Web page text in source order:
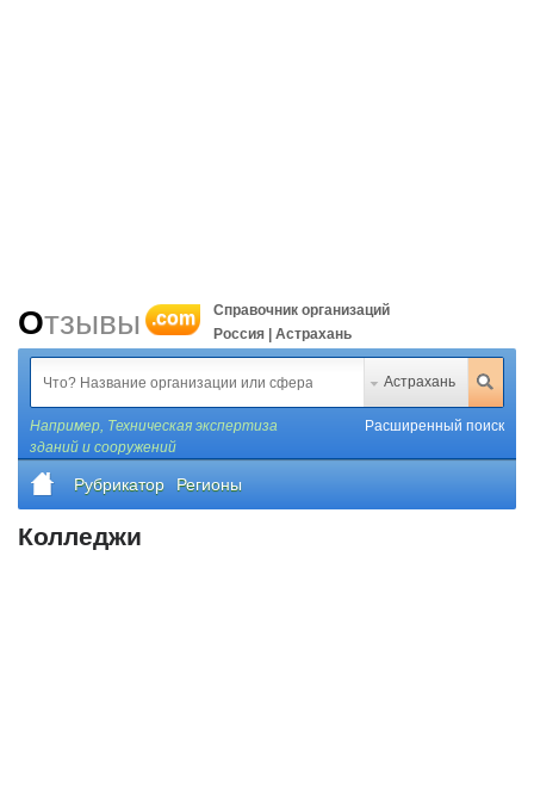
Отзывы .com
Справочник организаций
Россия | Астрахань
Астрахань
Например, Техническая экспертиза
зданий и сооружений
Расширенный поиск
Рубрикатор Регионы
Колледжи